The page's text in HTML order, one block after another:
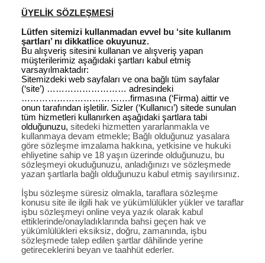
ÜYELİK SÖZLEŞMESİ
Lütfen sitemizi kullanmadan evvel bu ‘site kullanım
şartları’ nı dikkatlice okuyunuz.
Bu alışveriş sitesini kullanan ve alışveriş yapan
müşterilerimiz aşağıdaki şartları kabul etmiş
varsayılmaktadır:
Sitemizdeki web sayfaları ve ona bağlı tüm sayfalar
(‘site’) ……………………… adresindeki
……………………………….firmasına (‘Firma) aittir ve
onun tarafından işletilir. Sizler (‘Kullanıcı’) sitede sunulan
tüm hizmetleri kullanırken aşağıdaki şartlara tabi
olduğunuzu, sitedeki hizmetten yararlanmakla ve
kullanmaya devam etmekle; Bağlı olduğunuz yasalara
göre sözleşme imzalama hakkına, yetkisine ve hukuki
ehliyetine sahip ve 18 yaşın üzerinde olduğunuzu, bu
sözleşmeyi okuduğunuzu, anladığınızı ve sözleşmede
yazan şartlarla bağlı olduğunuzu kabul etmiş sayılırsınız.
İşbu sözleşme süresiz olmakla, taraflara sözleşme
konusu site ile ilgili hak ve yükümlülükler yükler ve taraflar
işbu sözleşmeyi online veya yazık olarak kabul
ettiklerinde/onayladıklarında bahsi geçen hak ve
yükümlülükleri eksiksiz, doğru, zamanında, işbu
sözleşmede talep edilen şartlar dâhilinde yerine
getireceklerini beyan ve taahhüt ederler.